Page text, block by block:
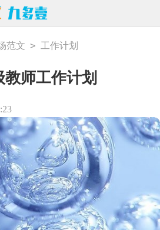
范文 > 工作计划
教师工作计划